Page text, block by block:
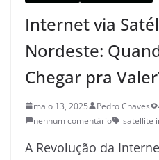
Internet via
Nordeste:
Chegar pra
maio 13, 2025 Pedro Chaves
nenhum comentário
satellite
A Revolução da